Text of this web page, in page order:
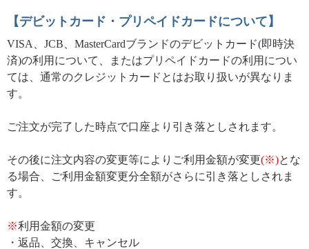
【デビットカード・プリペイドカードについて】
VISA、JCB、MasterCardブランドのデビットカード(即時決
済)の利用について、またはプリペイドカードの利用につい
ては、通常のクレジットカードとはお取り扱いが異なりま
す。
ご注文が完了した時点で口座より引き落としされます。
その後に注文内容の変更等によりご利用金額が変更(※)とな
る場合、ご利用金額変更分全額がさらに引き落としされま
す。
※利用金額の変更
・返品、交換、キャンセル